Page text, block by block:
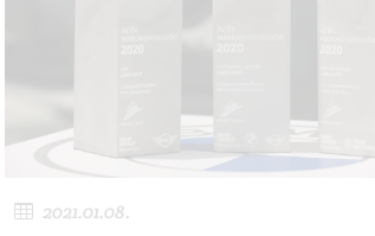
2021.01.08.